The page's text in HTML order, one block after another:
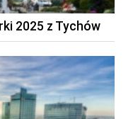
2025 z Tychów